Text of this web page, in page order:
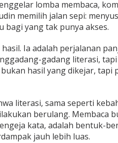
lomba membaca,
memilih jalan sepi:
bagi yang tak punya akses.
Ia adalah perjalanan
gadang literasi,
hasil yang dikejar, tapi
literasi, sama seperti
berulang. Membaca
kata, adalah bentuk-
jauh lebih luas.